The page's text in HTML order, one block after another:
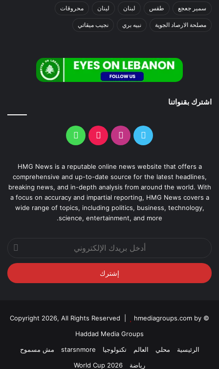
سمير جعجع طقس لبنان لينان محروقات
مصلحة الارصاد الجوية نبيه بري نجيب ميقاتي
اشترك بقنواتنا
HMG News is a reputable online news website that offers a
comprehensive and up-to-date source for the latest headlines,
breaking news, and in-depth analysis from around the world. With
a focus on accuracy and impartial reporting, HMG News covers a
wide range of topics, including politics, business, technology,
science, entertainment, and more.
الإلكتروني
© Copyright 2026, All Rights Reserved |
hmediagroups.com by
Haddad Media Groups
الرئيسية
محلي العالم تكنولوجيا starsnmore
مش مسموح
رياضة
World Cup 2026